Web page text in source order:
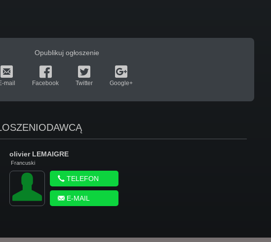
Opublikuj ogłoszenie
mail Facebook Twitter Google+
olivier LEMAIGRE
Francuski
TELEFON
E-MAIL